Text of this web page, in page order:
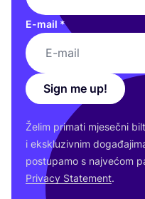
E-mail *
Sign me up!
Želim pri­ma­ti mje­seč­ni
i eks­klu­ziv­nim
pos­tu­pa­mo s naj­ve­ćom
Pri­vacy Sta­te­ment.